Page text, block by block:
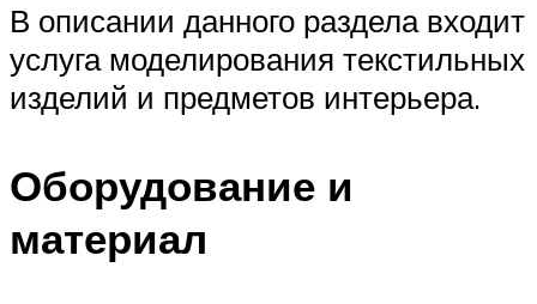
В описании данного раздела входит
услуга моделирования текстильных
изделий и предметов интерьера.
Оборудование и
материал